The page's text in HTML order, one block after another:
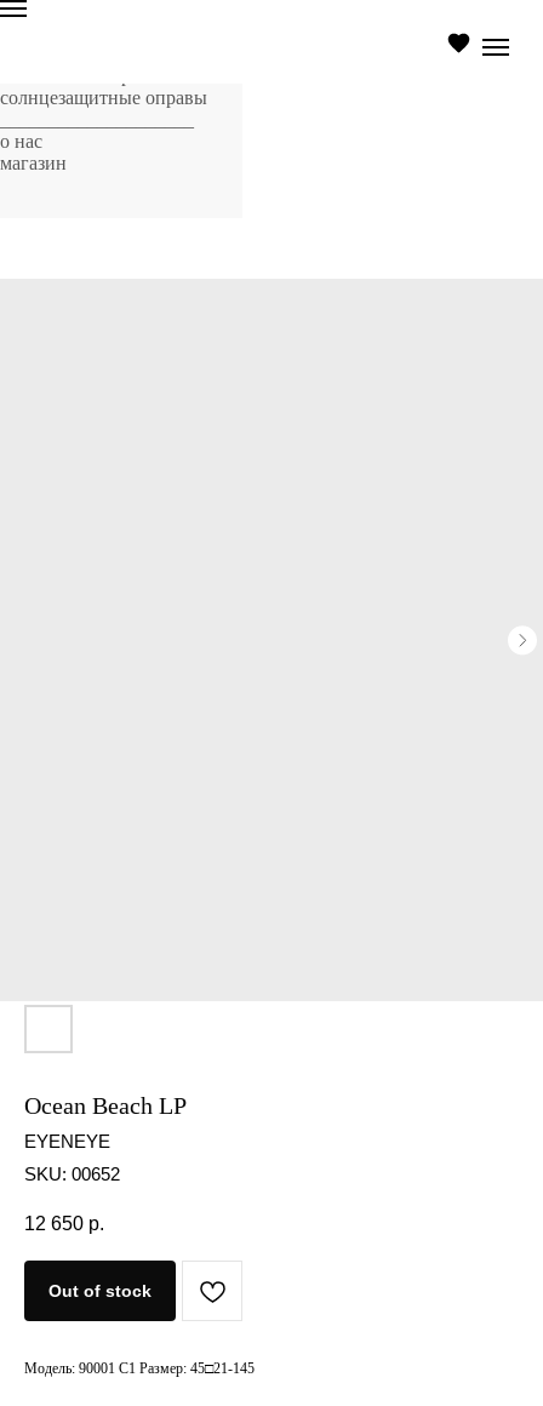
солнцезащитные оправы
о нас
магазин
Ocean Beach LP
EYENEYE
SKU: 00652
12 650 р.
Out of stock
Модель: 90001 C1 Размер: 45□21-145